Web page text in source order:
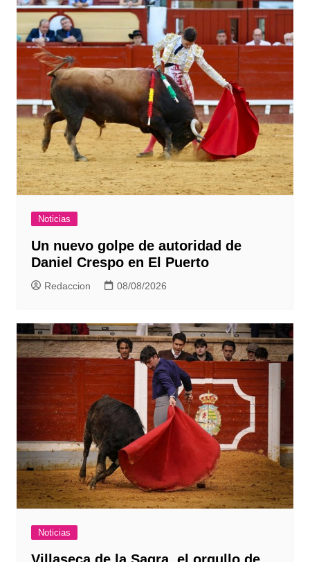
Noticias
Un nuevo golpe de autoridad de
Daniel Crespo en El Puerto
Redaccion 08/08/2026
Noticias